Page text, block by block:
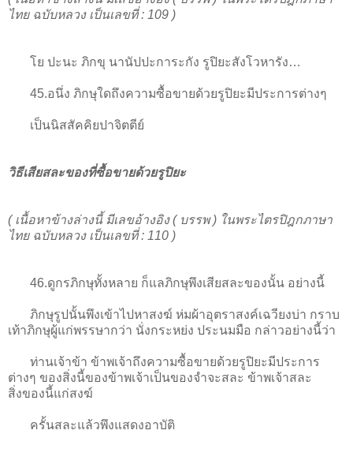
ไทย ฉบับหลวง เป็นเลขที่ : 109 )
โย ปะนะ ภิกขุ นานัปปะการะกัง รูปิยะสังโวหารัง…
45.อนึ่ง ภิกษุใดถึงความซื้อขายด้วยรูปิยะมีประการต่างๆ
เป็นนิสสัคคิยปาจิตตีย์
วิธีเสียสละของที่ซื้อขายด้วยรูปิยะ
( เนื้อหาข้างล่างนี้ มีเลขอ้างอิง ( บรรพ ) ในพระไตรปิฎกภาษา
ไทย ฉบับหลวง เป็นเลขที่ : 110 )
46.ดูกรภิกษุทั้งหลาย ก็แลภิกษุพึงเสียสละของนั้น อย่างนี้
ภิกษุรูปนั้นพึงเข้าไปหาสงฆ์ ห่มผ้าอุตราสงค์เฉวียงบ่า กราบ
เท้าภิกษุผู้แก่พรรษากว่า นั่งกระหย่ง ประนมมือ กล่าวอย่างนี้ว่า
ท่านเจ้าข้า ข้าพเจ้าถึงความซื้อขายด้วยรูปิยะมีประการ
ต่างๆ ของสิ่งนี้ของข้าพเจ้าเป็นของจำจะสละ ข้าพเจ้าสละ
สิ่งของนี้แก่สงฆ์
ครั้นสละแล้วพึงแสดงอาบัติ